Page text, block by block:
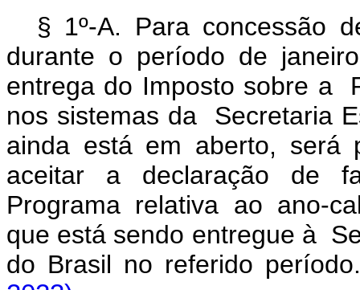
§ 1º-A. Para concessão
durante o período de
entrega do Imposto sobre a
nos sistemas da Secretaria
ainda está em aberto, será
aceitar a declaração de
Programa relativa ao ano-
que está sendo entregue à
do Brasil no referido